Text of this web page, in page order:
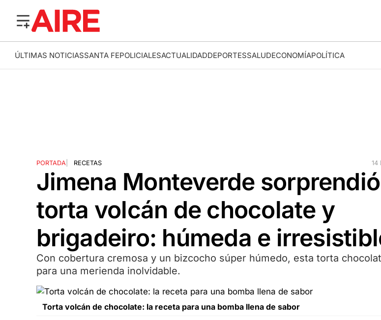
ÚLTIMAS NOTICIASSANTA FEPOLICIALESACTUALIDADDEPORTESSALUDECONOMÍAPOLÍTICA
PORTADA| RECETAS 14
Jimena Monteverde
torta volcán de chocolate y
brigadeiro: húmeda e
Con cobertura cremosa y un bizcocho súper húmedo, esta torta
para una merienda inolvidable.
Torta volcán de chocolate: la receta para una bomba llena de sabor